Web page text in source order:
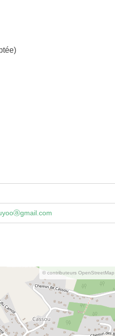
© contributeurs OpenStreetMap